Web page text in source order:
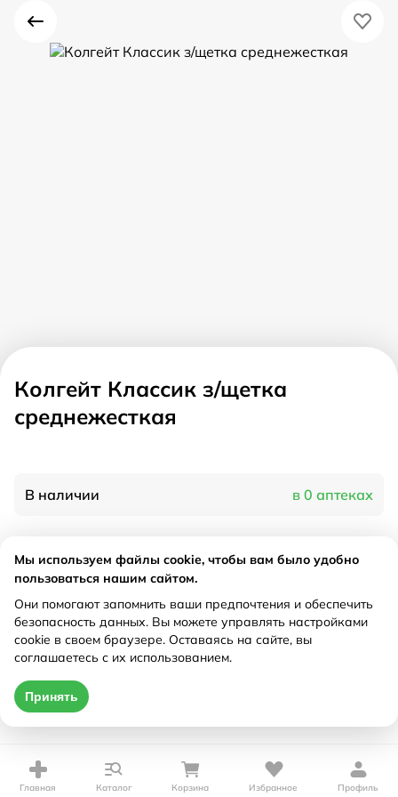
Колгейт Классик з/щетка
среднежесткая
В наличии в 0 аптеках
Характеристики
Рецепт
Не требуется
Главная Каталог Корзина Избранное Профиль
Мы используем файлы cookie, чтобы вам было удобно
пользоваться нашим сайтом.
Они помогают запомнить ваши предпочтения и обеспечить
безопасность данных. Вы можете управлять настройками
cookie в своем браузере. Оставаясь на сайте, вы
соглашаетесь с их использованием.
Принять